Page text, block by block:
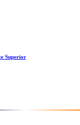
Superior